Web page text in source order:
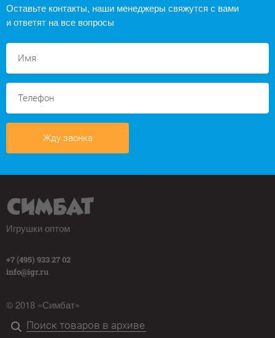
Оставьте контакты, наши менеджеры свяжутся с вами
и ответят на все вопросы
Жду звонка
Игрушки оптом
+7 (495) 933 27 02
info@igr.ru
© 2018 «Симбат»